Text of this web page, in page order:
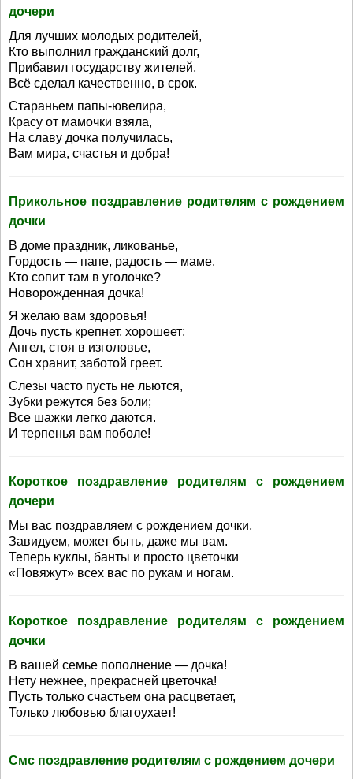
дочери
Для лучших молодых родителей,
Кто выполнил гражданский долг,
Прибавил государству жителей,
Всё сделал качественно, в срок.
Стараньем папы-ювелира,
Красу от мамочки взяла,
На славу дочка получилась,
Вам мира, счастья и добра!
Прикольное поздравление родителям с рождением
дочки
В доме праздник, ликованье,
Гордость — папе, радость — маме.
Кто сопит там в уголочке?
Новорожденная дочка!
Я желаю вам здоровья!
Дочь пусть крепнет, хорошеет;
Ангел, стоя в изголовье,
Сон хранит, заботой греет.
Слезы часто пусть не льются,
Зубки режутся без боли;
Все шажки легко даются.
И терпенья вам поболе!
Короткое поздравление родителям с рождением
дочери
Мы вас поздравляем с рождением дочки,
Завидуем, может быть, даже мы вам.
Теперь куклы, банты и просто цветочки
«Повяжут» всех вас по рукам и ногам.
Короткое поздравление родителям с рождением
дочки
В вашей семье пополнение — дочка!
Нету нежнее, прекрасней цветочка!
Пусть только счастьем она расцветает,
Только любовью благоухает!
Смс поздравление родителям с рождением дочери